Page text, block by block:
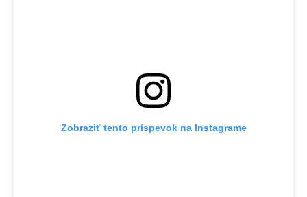
Zobraziť tento príspevok na Instagrame